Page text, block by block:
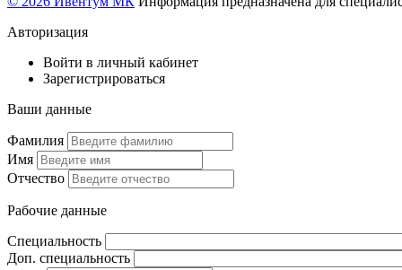
Авторизация
Войти в личный кабинет
Зарегистрироваться
Ваши данные
Фамилия
Имя
Отчество
Рабочие данные
Специальность
Доп. специальность